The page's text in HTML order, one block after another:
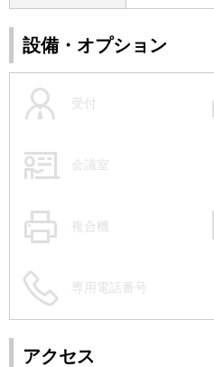
設備・オプション
受付
会議室
複合機
専用電話番号
アクセス